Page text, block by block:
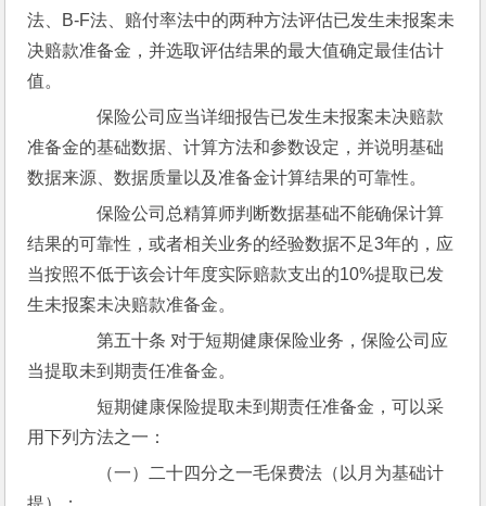
法、B-F法、赔付率法中的两种方法评估已发生未报案未
决赔款准备金，并选取评估结果的最大值确定最佳估计
值。
保险公司应当详细报告已发生未报案未决赔款
准备金的基础数据、计算方法和参数设定，并说明基础
数据来源、数据质量以及准备金计算结果的可靠性。
保险公司总精算师判断数据基础不能确保计算
结果的可靠性，或者相关业务的经验数据不足3年的，应
当按照不低于该会计年度实际赔款支出的10%提取已发
生未报案未决赔款准备金。
第五十条 对于短期健康保险业务，保险公司应
当提取未到期责任准备金。
短期健康保险提取未到期责任准备金，可以采
用下列方法之一：
（一）二十四分之一毛保费法（以月为基础计